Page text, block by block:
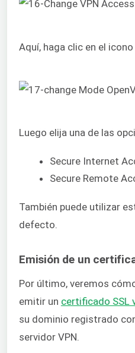
Aquí, haga clic en el
Luego elija una de las
Secure Internet
Secure Remote
También puede utilizar
defecto.
Emisión de un
Por último, veremos
emitir un certificado SSL
su dominio registrado
servidor VPN.